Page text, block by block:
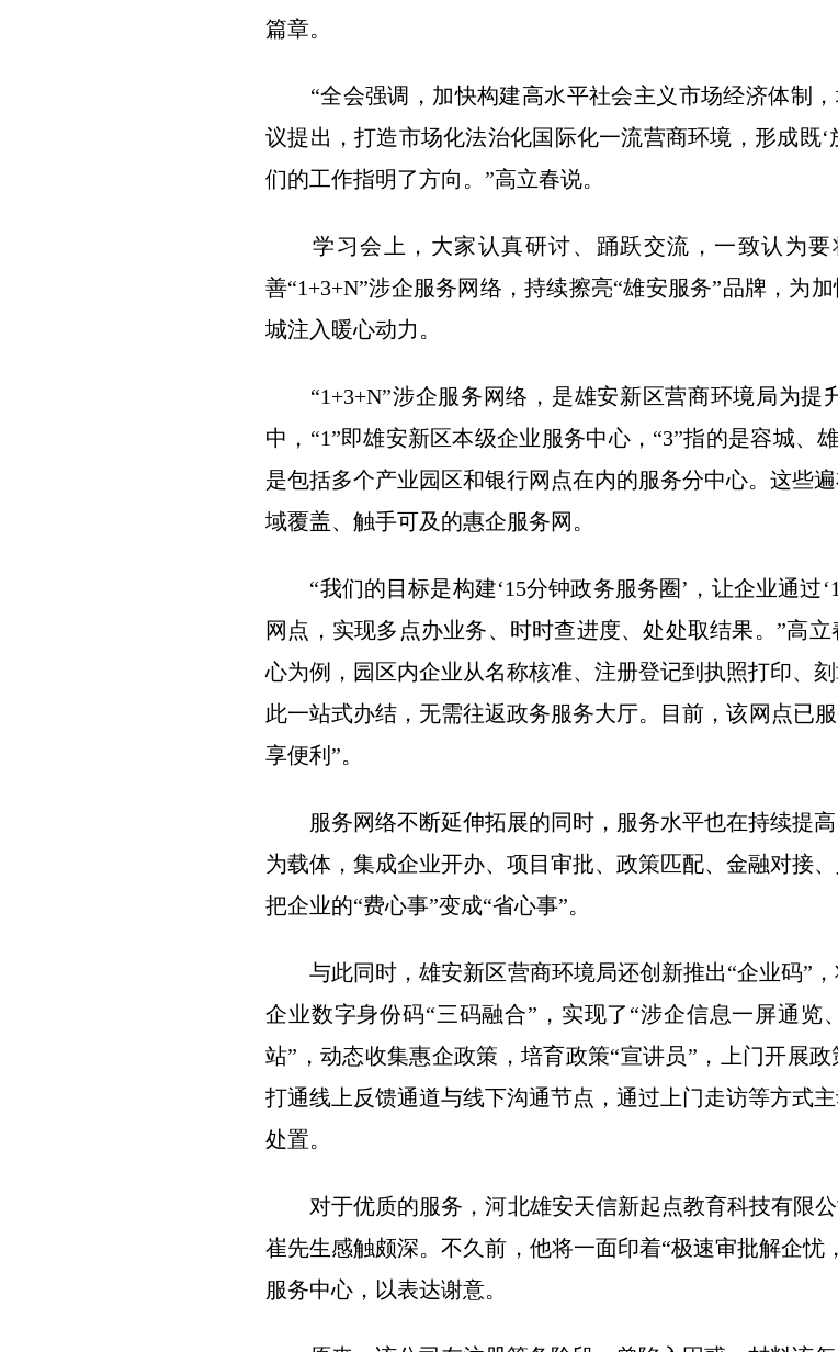
篇章。
“全会强调，加快构建高水平社会主义市场经济体制，
议提出，打造市场化法治化国际化一流营商环境，形成既‘
们的工作指明了方向。”高立春说。
学习会上，大家认真研讨、踊跃交流，一致认为要
善“1+3+N”涉企服务网络，持续擦亮“雄安服务”品牌，为
城注入暖心动力。
“1+3+N”涉企服务网络，是雄安新区营商环境局为提
中，“1”即雄安新区本级企业服务中心，“3”指的是容城、
是包括多个产业园区和银行网点在内的服务分中心。这些
域覆盖、触手可及的惠企服务网。
“我们的目标是构建‘15分钟政务服务圈’，让企业通过
网点，实现多点办业务、时时查进度、处处取结果。”高
心为例，园区内企业从名称核准、注册登记到执照打印、
此一站式办结，无需往返政务服务大厅。目前，该网点已
享便利”。
服务网络不断延伸拓展的同时，服务水平也在持续提高
为载体，集成企业开办、项目审批、政策匹配、金融对接
把企业的“费心事”变成“省心事”。
与此同时，雄安新区营商环境局还创新推出“企业码”，
企业数字身份码“三码融合”，实现了“涉企信息一屏通览
站”，动态收集惠企政策，培育政策“宣讲员”，上门开展
打通线上反馈通道与线下沟通节点，通过上门走访等方式
处置。
对于优质的服务，河北雄安天信新起点教育科技有限公
崔先生感触颇深。不久前，他将一面印着“极速审批解企忧
服务中心，以表达谢意。